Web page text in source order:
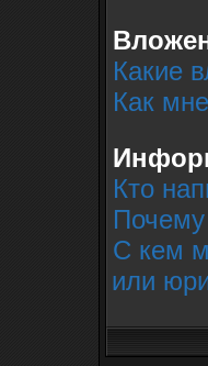
Какие
Как
Кто
Почему
С кем
или